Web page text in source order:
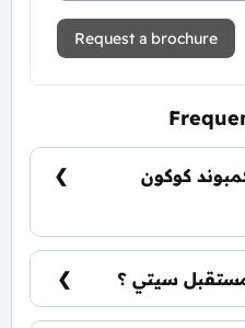
Request a brochure
كوكون
شركة ذا لاند للتطوير العقارى The Land
سيتي ؟
سيتي بالقرب